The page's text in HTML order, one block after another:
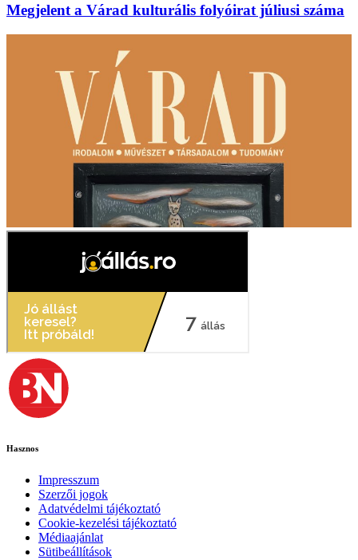
Megjelent a Várad kulturális folyóirat júliusi száma
Hasznos
Impresszum
Szerzői jogok
Adatvédelmi tájékoztató
Cookie-kezelési tájékoztató
Médiaajánlat
Sütibeállítások